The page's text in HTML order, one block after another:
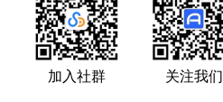
加入社群 关注我们